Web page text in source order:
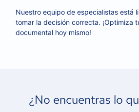
Nuestro equipo de especialistas está
tomar la decisión correcta. ¡Optimiza
documental hoy mismo!
¿No encuentras lo